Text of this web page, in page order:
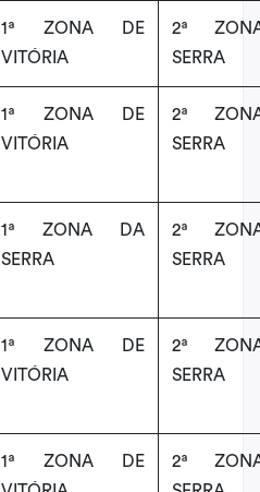
1ª ZONA DE
VITÓRIA
2ª
SERRA
1ª ZONA DE
VITÓRIA
2ª
SERRA
1ª ZONA DA
SERRA
2ª
SERRA
1ª ZONA DE
VITÓRIA
2ª
SERRA
1ª ZONA DE
2ª